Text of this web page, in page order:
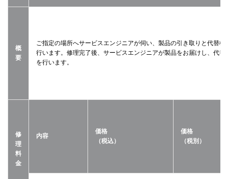
概
要
ご指定の場所へサービスエンジニアが伺い、製品の引き取りと代替機
行います。修理完了後、サービスエンジニアが製品をお届けし、代替
を行います。
修
理
料
金
内容
価格
（税込）
価格
（税別）